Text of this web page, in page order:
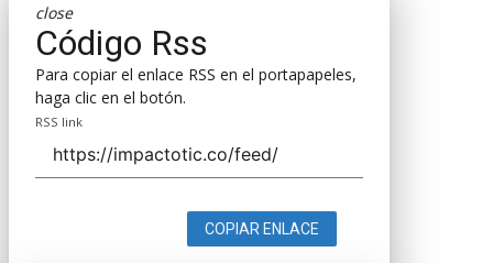
close
Código Rss
Para copiar el enlace RSS en el portapapeles,
haga clic en el botón.
RSS link
COPIAR ENLACE